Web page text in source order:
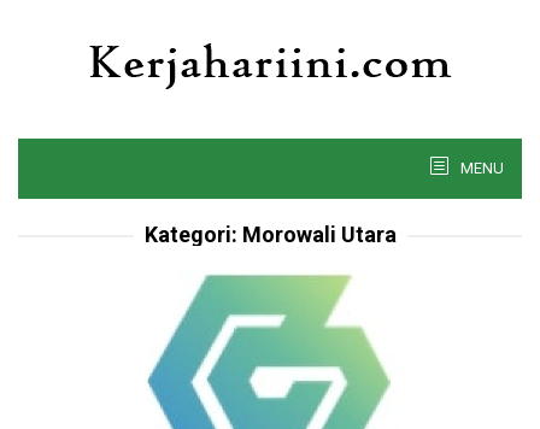
MENU
Kategori: Morowali Utara